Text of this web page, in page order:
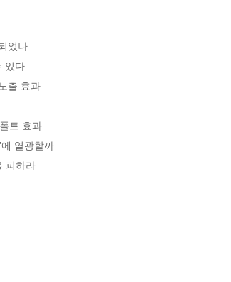
었나
있다
출 효과
트 효과
에 열광할까
피하라